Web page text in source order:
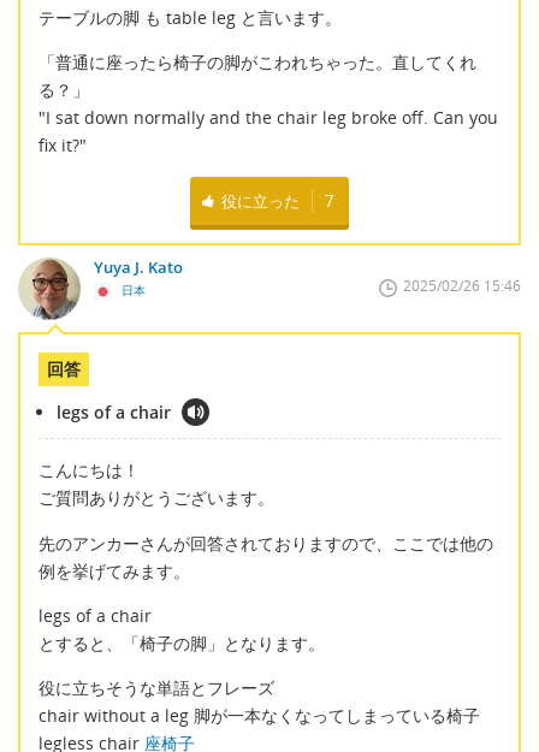
テーブルの脚 も table leg と言います。
「普通に座ったら椅子の脚がこわれちゃった。直してくれ
る？」
"I sat down normally and the chair leg broke off. Can you
fix it?"
役に立った 7
Yuya J. Kato
日本 2025/02/26 15:46
回答
legs of a chair
こんにちは！
ご質問ありがとうございます。
先のアンカーさんが回答されておりますので、ここでは他の
例を挙げてみます。
legs of a chair
とすると、「椅子の脚」となります。
役に立ちそうな単語とフレーズ
chair without a leg 脚が一本なくなってしまっている椅子
legless chair 座椅子